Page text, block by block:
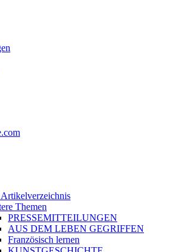
Artikelverzeichnis
Themen
PRESSEMITTEILUNGEN
AUS DEM LEBEN GEGRIFFEN
Französisch lernen